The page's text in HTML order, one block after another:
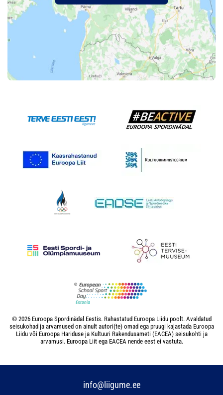
© 2026 Euroopa Spordinädal Eestis. Rahastatud Euroopa Liidu poolt. Avaldatud
seisukohad ja arvamused on ainult autori(te) omad ega pruugi kajastada Euroopa
Liidu või Euroopa Hariduse ja Kultuuri Rakendusameti (EACEA) seisukohti ja
arvamusi. Euroopa Liit ega EACEA nende eest ei vastuta.
info@liigume.ee